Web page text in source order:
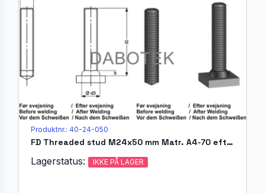
Produktnr.: 40-24-050
FD Threaded stud M24x50 mm Matr. A4-70 efter EN ISO 13918
Lagerstatus: IKKE PÅ LAGER